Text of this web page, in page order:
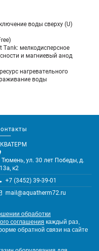
воды сверху (U)
мелкодисперсное
и магниевый анод
нагревательного
воды
Тюмень, ул. 30 лет Победы, д.
к2
+7 (3452) 39-39-01
mail@aquatherm72.ru
обработки
соглашения каждый раз,
обратной связи на сайте